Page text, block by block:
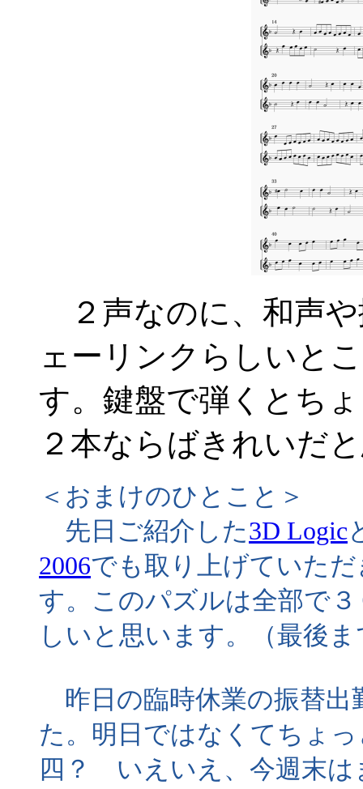
２声なのに、和声
ェーリンクらしいと
す。鍵盤で弾くとち
２本ならばきれいだ
＜おまけのひとこと＞
先日ご紹介した3D Logic
2006でも取り上げていた
す。このパズルは全部で
しいと思います。（最後
昨日の臨時休業の振替出
た。明日ではなくてちょ
四？ いえいえ、今週末は